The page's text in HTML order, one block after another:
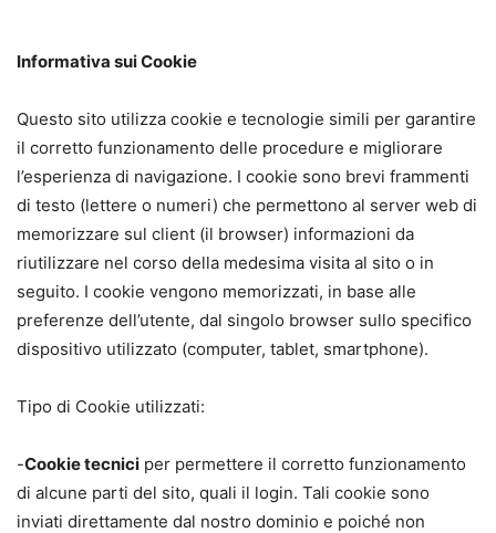
Informativa sui Cookie
Questo sito utilizza cookie e tecnologie simili per garantire
il corretto funzionamento delle procedure e migliorare
l’esperienza di navigazione. I cookie sono brevi frammenti
di testo (lettere o numeri) che permettono al server web di
memorizzare sul client (il browser) informazioni da
riutilizzare nel corso della medesima visita al sito o in
seguito. I cookie vengono memorizzati, in base alle
preferenze dell’utente, dal singolo browser sullo specifico
dispositivo utilizzato (computer, tablet, smartphone).
Tipo di Cookie utilizzati:
-Cookie tecnici per permettere il corretto funzionamento
di alcune parti del sito, quali il login. Tali cookie sono
inviati direttamente dal nostro dominio e poiché non